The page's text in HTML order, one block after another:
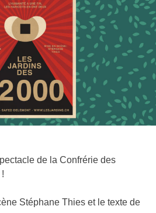
de la Confrérie des
Stéphane Thies et le texte de